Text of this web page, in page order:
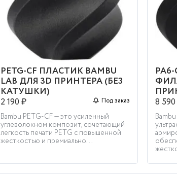
PETG-CF ПЛАСТИК BAMBU
LAB ДЛЯ 3D ПРИНТЕРА (БЕЗ
КАТУШКИ)
2 190 ₽
Под заказ
Bambu PETG-CF — это усиленный
углеволокном композит, сочетающий
легкость печати PETG с повышенной
жесткостью и премиально...
8